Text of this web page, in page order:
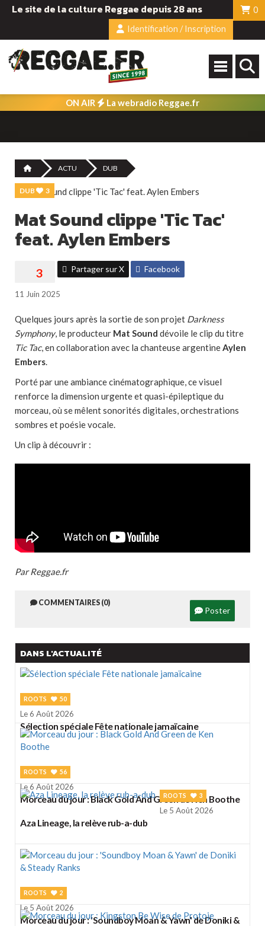
Le site de la culture Reggae depuis 28 ans
0
Identification / Inscription
ON AIR La webradio Reggae.fr
ACTU DUB
DUB 3
Mat Sound clippe 'Tic Tac'
feat. Aylen Embers
Partager sur X Facebook
11 Juin 2025
Quelques jours après la sortie de son projet Darkness
Symphony, le producteur Mat Sound dévoile le clip du titre
Tic Tac, en collaboration avec la chanteuse argentineAylen
Embers.
Porté par une ambiance cinématographique, ce visuel
renforce la dimension urgente et quasi-épileptique du
morceau, où se mêlent sonorités digitales, orchestrations
sombres et poésie vocale.
Un clip à découvrir :
Par Reggae.fr
COMMENTAIRES (0)
Poster
DANS L'ACTUALITÉ
ROOTS 50
Le 6 Août 2026
Sélection spéciale Fête nationale jamaïcaine
ROOTS 56
Le 6 Août 2026
Morceau du jour : Black Gold And Green de Ken Boothe
ROOTS 3
Le 5 Août 2026
Aza Lineage, la relève rub-a-dub
ROOTS 2
Le 5 Août 2026
Morceau du jour : 'Soundboy Moan & Yawn' de Doniki &